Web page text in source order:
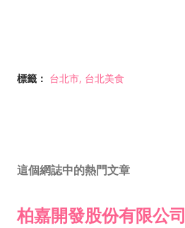
標籤： 台北市 台北美食
這個網誌中的熱門文章
柏嘉開發股份有限公司